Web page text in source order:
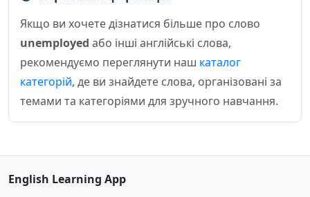
Якщо ви хочете дізнатися більше про слово
unemployed або інші англійські слова,
рекомендуємо переглянути наш каталог
категорій, де ви знайдете слова, організовані за
темами та категоріями для зручного навчання.
English Learning App